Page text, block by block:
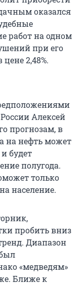
оказался
работ на одном
при его
2,48%.
Алексей
прогнозам, в
на нефть может
будет
полугода.
только
население.
пробить вниз
Диапазон
«медведям»
Ближе к